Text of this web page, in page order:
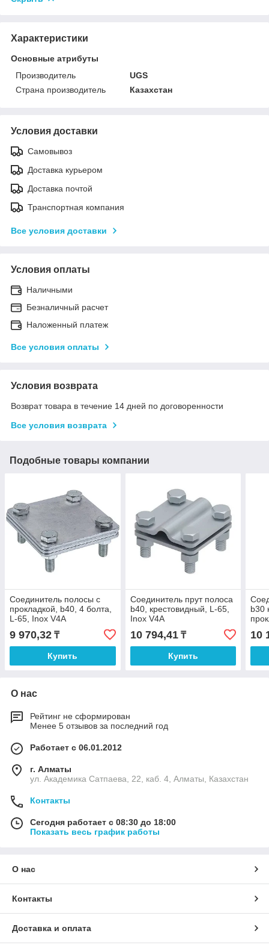
Характеристики
Основные атрибуты
Производитель
UGS
Страна производитель
Казахстан
Условия доставки
Самовывоз
Доставка курьером
Доставка почтой
Транспортная компания
Все условия доставки
Условия оплаты
Наличными
Безналичный расчет
Наложенный платеж
Все условия оплаты
Условия возврата
Возврат товара в течение 14 дней по договоренности
Все условия возврата
Подобные товары компании
Соединитель полосы с
прокладкой, b40, 4 болта,
L-65, Inox V4A
9 970,32 ₸
Купить
Соединитель прут полоса
b40, крестовидный, L-65,
Inox V4A
10 794,41₸
Купить
b30
10
О нас
Рейтинг не сформирован
Менее 5 отзывов за последний год
Работает с 06.01.2012
г. Алматы
ул. Академика Сатпаева, 22, каб. 4, Алматы, Казахстан
Контакты
Сегодня работает с 08:30 до 18:00
Показать весь график работы
О нас
Контакты
Доставка и оплата